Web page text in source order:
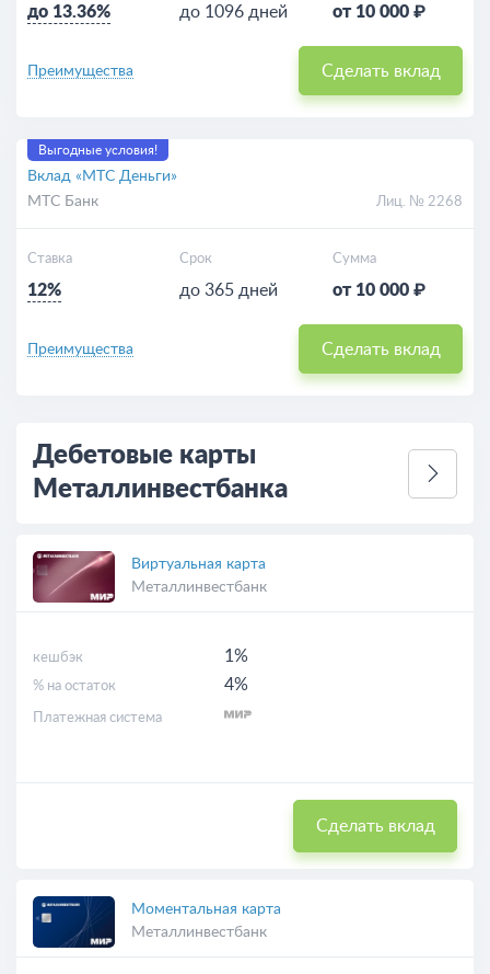
до 13.36% до 1096 дней от 10 000 ₽
Преимущества Сделать вклад
Выгодные условия!
Вклад «МТС Деньги»
МТС Банк
Лиц. № 2268
Ставка
12%
Срок
до 365 дней
Сумма
от 10 000 ₽
Преимущества Сделать вклад
Дебетовые карты
Металлинвестбанка
Виртуальная карта
Металлинвестбанк
кешбэк 1%
% на остаток 4%
Платежная система
Сделать вклад
Моментальная карта
Металлинвестбанк